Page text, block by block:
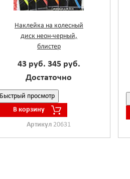
Наклейка на колесный
диск неон-черный,
блистер
43 руб. 345 руб.
Достаточно
Быстрый просмотр
В корзину
Артикул 20631